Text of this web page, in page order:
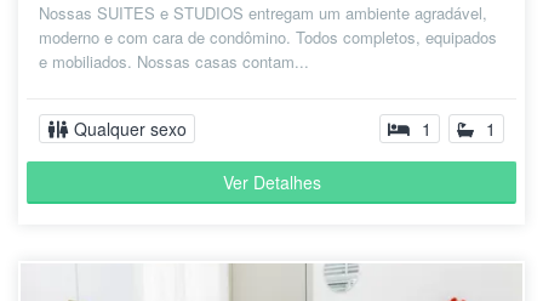
Nossas SUITES e STUDIOS entregam um ambiente agradável,
moderno e com cara de condômino. Todos completos, equipados
e mobiliados. Nossas casas contam...
Qualquer sexo 1 1
Ver Detalhes